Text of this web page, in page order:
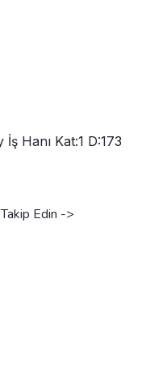
Hanı Kat:1 D:173
Edin ->